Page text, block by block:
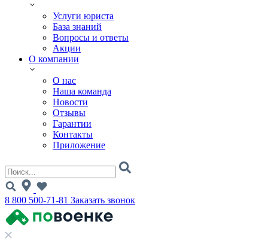
Услуги юриста
База знаний
Вопросы и ответы
Акции
О компании
О нас
Наша команда
Новости
Отзывы
Гарантии
Контакты
Приложение
8 800 500-71-81 Заказать звонок